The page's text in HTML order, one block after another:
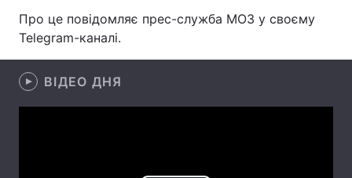
Техно і зв'язок Лайт
Зброя
Здоров'я
Про це повідомляє прес-служба МОЗ у своєму
Telegram-каналі.
ВІДЕО ДНЯ